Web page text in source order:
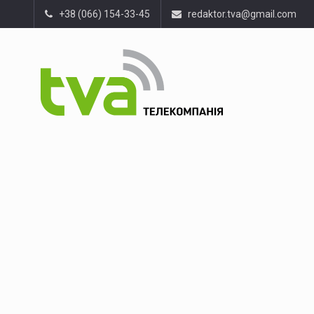
+38 (066) 154-33-45 redaktor.tva@gmail.com